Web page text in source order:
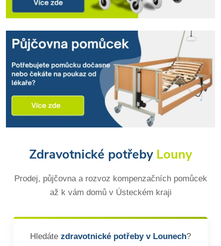
Zdravotnické potřeby Louny
Prodej, půjčovna a rozvoz kompenzačních pomůcek
až k vám domů v Ústeckém kraji
Hledáte zdravotnické potřeby v Lounech?